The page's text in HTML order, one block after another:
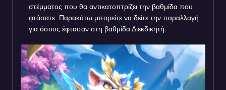
στέμματος που θα αντικατοπτρίζει την βαθμίδα που
φτάσατε. Παρακάτω μπορείτε να δείτε την παραλλαγή
για όσους έφτασαν στη βαθμίδα Διεκδικητή.